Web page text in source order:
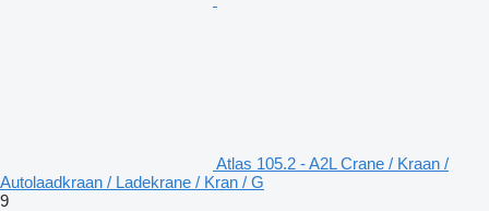
Atlas 105.2 - A2L Crane / Kraan /
Autolaadkraan / Ladekrane / Kran / G
9